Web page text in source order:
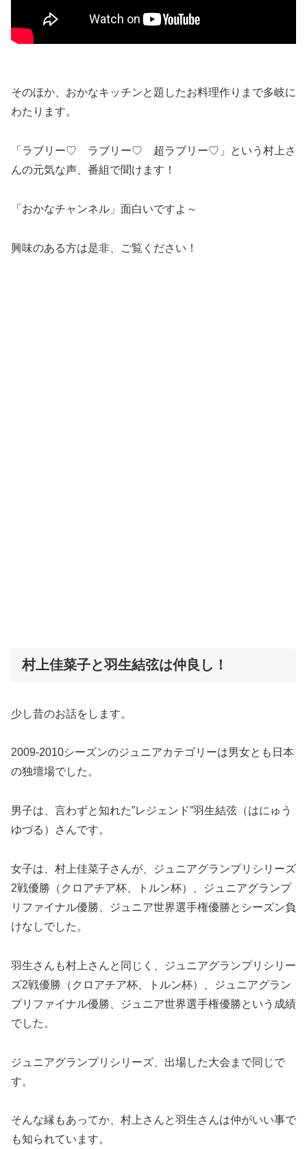
そのほか、おかなキッチンと題したお料理作りまで多岐に
わたります。
「ラブリー♡ ラブリー♡ 超ラブリー♡」という村上さ
んの元気な声、番組で聞けます！
「おかなチャンネル」面白いですよ～
興味のある方は是非、ご覧ください！
村上佳菜子と羽生結弦は仲良し！
少し昔のお話をします。
2009-2010シーズンのジュニアカテゴリーは男女とも日本
の独壇場でした。
男子は、言わずと知れた”レジェンド”羽生結弦（はにゅう
ゆづる）さんです。
女子は、村上佳菜子さんが、ジュニアグランプリシリーズ
2戦優勝（クロアチア杯、トルン杯）、ジュニアグランプ
リファイナル優勝、ジュニア世界選手権優勝とシーズン負
けなしでした。
羽生さんも村上さんと同じく、ジュニアグランプリシリー
ズ2戦優勝（クロアチア杯、トルン杯）、ジュニアグラン
プリファイナル優勝、ジュニア世界選手権優勝という成績
でした。
ジュニアグランプリシリーズ、出場した大会まで同じで
す。
そんな縁もあってか、村上さんと羽生さんは仲がいい事で
も知られています。